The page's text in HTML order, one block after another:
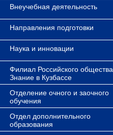
Внеучебная деятельность
Направления подготовки
Наука и инновации
Филиал Российского общества
Знание в Кузбассе
Отделение очного и заочного
обучения
Отдел дополнительного
образования